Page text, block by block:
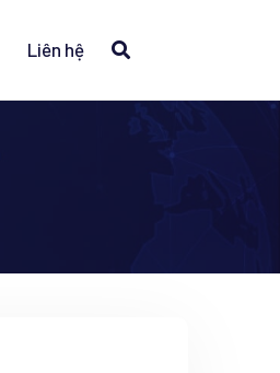
Liên hệ